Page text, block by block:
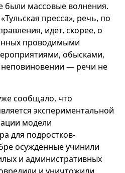
были массовые волнения.
пресса», речь, по
идет, скорее, о
проводимыми
обысками,
— речи не
сообщало, что
экспериментальной
модели
для подростков-
осужденные учинили
и административных